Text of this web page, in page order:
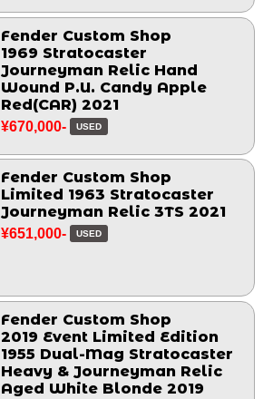
Fender Custom Shop
1969 Stratocaster
Journeyman Relic Hand
Wound P.U. Candy Apple
Red(CAR) 2021
¥670,000- USED
Fender Custom Shop
Limited 1963 Stratocaster
Journeyman Relic 3TS 2021
¥651,000- USED
Fender Custom Shop
2019 Event Limited Edition
1955 Dual-Mag Stratocaster
Heavy & Journeyman Relic
Aged White Blonde 2019